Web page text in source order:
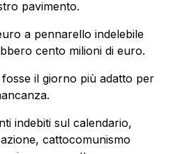
pavimento.
a pennarello indelebile
cento milioni di euro.
il giorno più adatto per
indebiti sul calendario,
cattocomunismo